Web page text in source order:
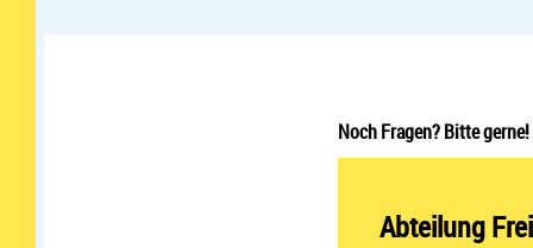
Noch Fragen? Bitte gerne!
Abteilung
Abteilung